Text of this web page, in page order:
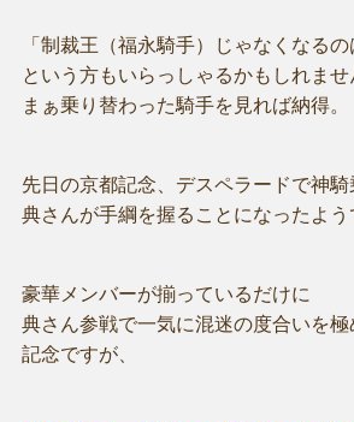
「制裁王（福永騎手）じゃなくなるの
という方もいらっしゃるかもしれませ
まぁ乗り替わった騎手を見れば納得。
先日の京都記念、デスペラードで神騎
典さんが手綱を握ることになったよう
豪華メンバーが揃っているだけに
典さん参戦で一気に混迷の度合いを
記念ですが、